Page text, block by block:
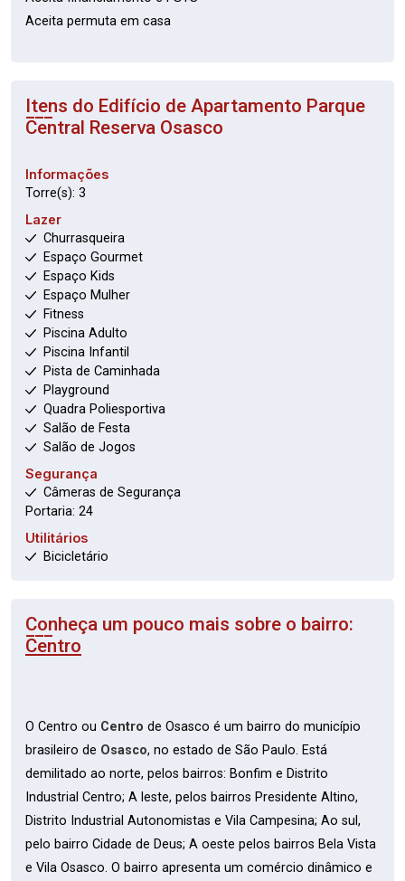
Aceita permuta em casa
Itens do Edifício de Apartamento Parque
Central Reserva Osasco
Informações
Torre(s): 3
Lazer
Churrasqueira
Espaço Gourmet
Espaço Kids
Espaço Mulher
Fitness
Piscina Adulto
Piscina Infantil
Pista de Caminhada
Playground
Quadra Poliesportiva
Salão de Festa
Salão de Jogos
Segurança
Câmeras de Segurança
Portaria: 24
Utilitários
Bicicletário
Conheça um pouco mais sobre o bairro:
Centro
O Centro ou Centro de Osasco é um bairro do município
brasileiro de Osasco, no estado de São Paulo. Está
demilitado ao norte, pelos bairros: Bonfim e Distrito
Industrial Centro; A leste, pelos bairros Presidente Altino,
Distrito Industrial Autonomistas e Vila Campesina; Ao sul,
pelo bairro Cidade de Deus; A oeste pelos bairros Bela Vista
e Vila Osasco. O bairro apresenta um comércio dinâmico e